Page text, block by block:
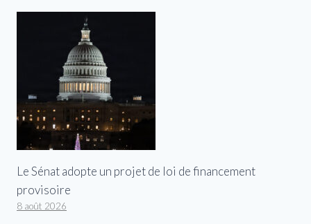
Le Sénat adopte un projet de loi de financement
provisoire
8 août 2026